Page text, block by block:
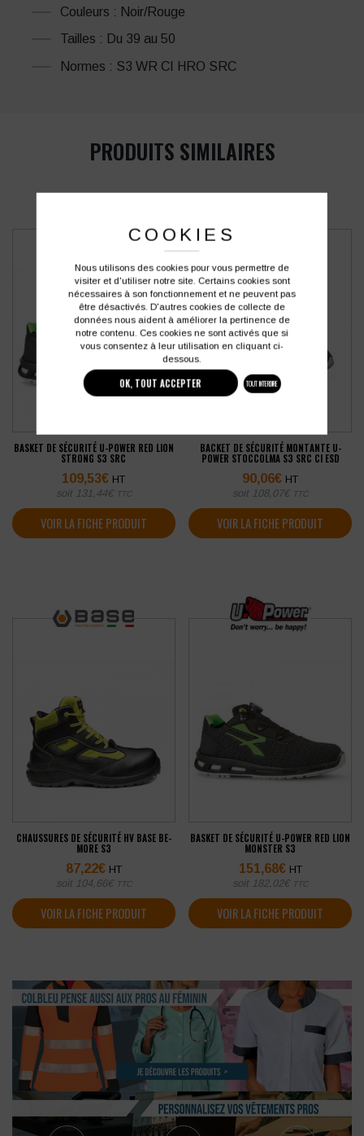
Couleurs : Noir/Rouge
Tailles : Du 39 au 50
Normes : S3 WR CI HRO SRC
PRODUITS SIMILAIRES
BASKET DE SÉCURITÉ U-POWER RED LION
STRONG S3 SRC
109,53€ HT
soit 131,44€ TTC
VOIR LA FICHE PRODUIT
BACKET DE SÉCURITÉ MONTANTE U-
POWER STOCCOLMA S3 SRC CI ESD
90,06€ HT
soit 108,07€ TTC
VOIR LA FICHE PRODUIT
CHAUSSURES DE SÉCURITÉ HV BASE BE-
MORE S3
87,22€ HT
soit 104,66€ TTC
VOIR LA FICHE PRODUIT
BASKET DE SÉCURITÉ U-POWER RED LION
MONSTER S3
151,68€ HT
soit 182,02€ TTC
VOIR LA FICHE PRODUIT
COOKIES
Nous utilisons des cookies pour vous permettre de
visiter et d'utiliser notre site. Certains cookies sont
nécessaires à son fonctionnement et ne peuvent pas
être désactivés. D'autres cookies de collecte de
données nous aident à améliorer la pertinence de
notre contenu. Ces cookies ne sont activés que si
vous consentez à leur utilisation en cliquant ci-
dessous.
OK, TOUT ACCEPTER TOUT INTERDIRE